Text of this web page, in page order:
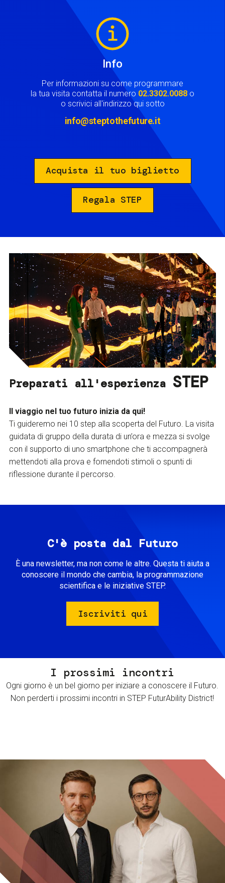
Info
Per informazioni su come programmare
la tua visita contatta il numero 02.3302.0088 o
o scrivici all'indirizzo qui sotto
info@steptothefuture.it
Acquista il tuo biglietto
Regala STEP
Preparati all'esperienza STEP
Il viaggio nel tuo futuro inizia da qui!
Ti guideremo nei 10 step alla scoperta del Futuro. La visita
guidata di gruppo della durata di un’ora e mezza si svolge
con il supporto di uno smartphone che ti accompagnerà
mettendoti alla prova e fornendoti stimoli o spunti di
riflessione durante il percorso.
C'è posta dal Futuro
È una newsletter, ma non come le altre. Questa ti aiuta a
conoscere il mondo che cambia, la programmazione
scientifica e le iniziative STEP.
Iscriviti qui
I prossimi incontri
Ogni giorno è un bel giorno per iniziare a conoscere il Futuro.
Non perderti i prossimi incontri in STEP FuturAbility District!